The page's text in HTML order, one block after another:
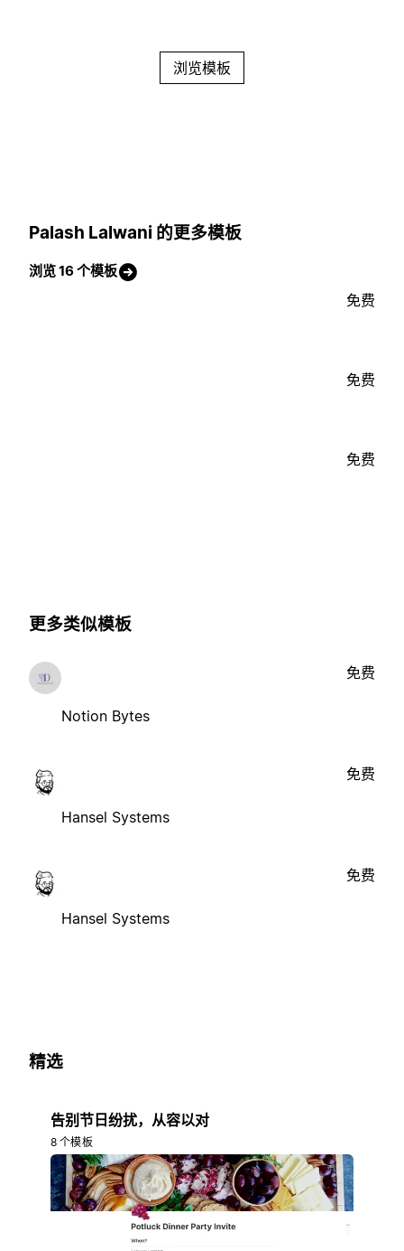
浏览模板
Palash Lalwani 的更多模板
浏览 16 个模板
免费
免费
免费
更多类似模板
Notion Bytes
免费
Hansel Systems
免费
Hansel Systems
免费
精选
告别节日纷扰，从容以对
8 个模板